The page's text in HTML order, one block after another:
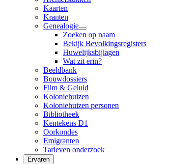
Kaarten
Kranten
Genealogie
Zoeken op naam
Bekijk Bevolkingsregisters
Huwelijksbijlagen
Wat zit erin?
Beeldbank
Bouwdossiers
Film & Geluid
Koloniehuizen
Koloniehuizen personen
Bibliotheek
Kentekens D1
Oorkondes
Emigranten
Tarieven onderzoek
Ervaren